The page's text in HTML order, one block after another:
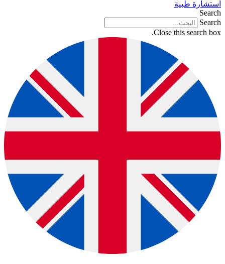
استشارة طبية
Search
Search
Close this search box.